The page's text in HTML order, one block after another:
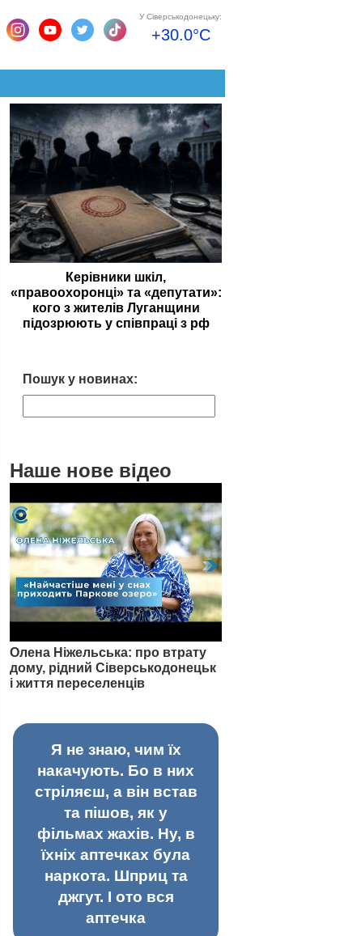
У Сіверськодонецьку:
+30.0°C
Керівники шкіл,
«правоохоронці» та «депутати»:
кого з жителів Луганщини
підозрюють у співпраці з рф
Пошук у новинах:
Наше нове відео
Олена Ніжельська: про втрату
дому, рідний Сіверськодонецьк
і життя переселенців
Я не знаю, чим їх
накачують. Бо в них
стріляєш, а він встав
та пішов, як у
фільмах жахів. Ну, в
їхніх аптечках була
наркота. Шприц та
джгут. І ото вся
аптечка